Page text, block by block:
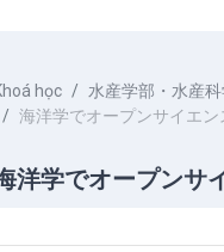
học 水産学部・水産
海洋学でオープンサイエン
洋学でオープンサ